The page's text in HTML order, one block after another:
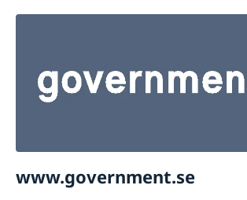
www.government.se